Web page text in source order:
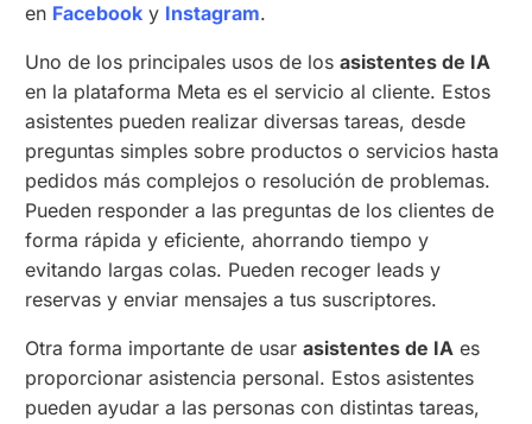
en Facebook y Instagram.
Uno de los principales usos de losasistentes de IA
en la plataforma Meta es el servicio al cliente. Estos
asistentes pueden realizar diversas tareas, desde
preguntas simples sobre productos o servicios hasta
pedidos más complejos o resolución de problemas.
Pueden responder a las preguntas de los clientes de
forma rápida y eficiente, ahorrando tiempo y
evitando largas colas. Pueden recoger leads y
reservas y enviar mensajes a tus suscriptores.
Otra forma importante de usarasistentes de IA es
proporcionar asistencia personal. Estos asistentes
pueden ayudar a las personas con distintas tareas,